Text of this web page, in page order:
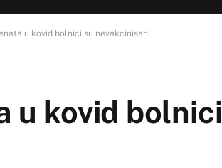
u kovid bolnici su nevakcinisani
u kovid bolnici